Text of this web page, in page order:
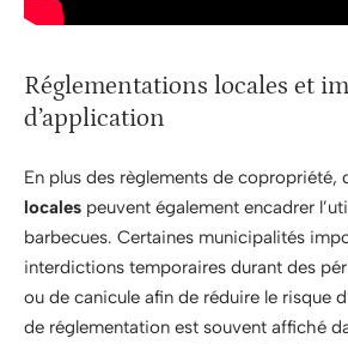
Réglementations locales et
d’application
En plus des règlements de copropriété,
locales peuvent également encadrer
barbecues. Certaines municipalités
interdictions temporaires durant des
ou de canicule afin de réduire le risque
de réglementation est souvent affiché